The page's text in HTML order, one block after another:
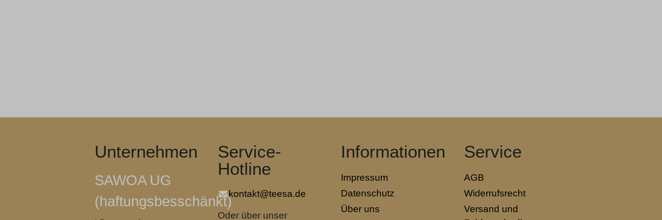
Unternehmen
SAWOA UG
(haftungsbesschänkt)
Service-
Hotline
kontakt@teesa.de
Oder über unser
Informationen
Impressum
Datenschutz
Über uns
Service
AGB
Widerrufsrecht
Versand und